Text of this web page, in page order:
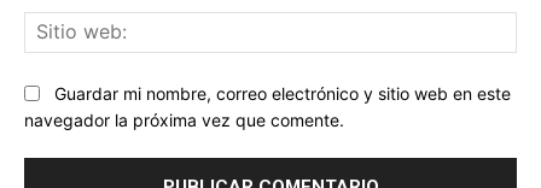
Guardar mi nombre, correo electrónico y sitio web en este
navegador la próxima vez que comente.